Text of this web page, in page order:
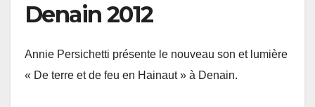
Denain 2012
Annie Persichetti présente le nouveau son et lumière
« De terre et de feu en Hainaut » à Denain.